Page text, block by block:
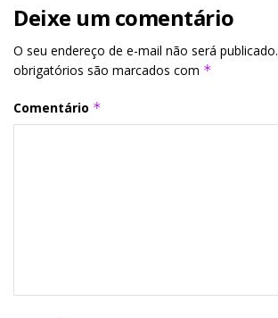
Deixe um comentário
O seu endereço de e-mail não será publicado.
obrigatórios são marcados com *
Comentário *